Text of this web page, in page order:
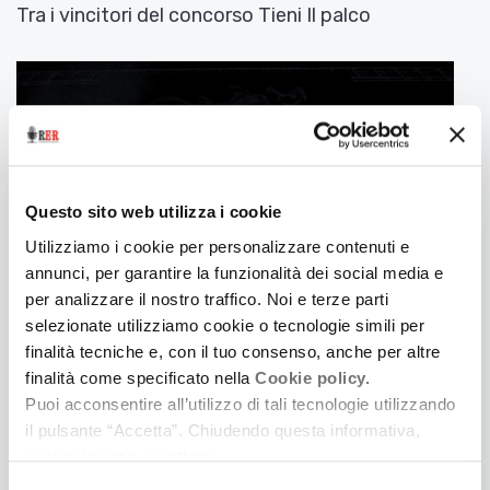
Questo sito web utilizza i cookie
Utilizziamo i cookie per personalizzare contenuti e
annunci, per garantire la funzionalità dei social media e
per analizzare il nostro traffico. Noi e terze parti
selezionate utilizziamo cookie o tecnologie simili per
finalità tecniche e, con il tuo consenso, anche per altre
finalità come specificato nella Cookie policy.
Puoi acconsentire all’utilizzo di tali tecnologie utilizzando
il pulsante “Accetta”. Chiudendo questa informativa,
www.saxofolliaproject.com
Tra i vincitori del concorso Tieni Il palco
16 Febbraio 2019
LE FREQUENZE DI TESLA
Tra I vincitori del concorso Tieni il Palco